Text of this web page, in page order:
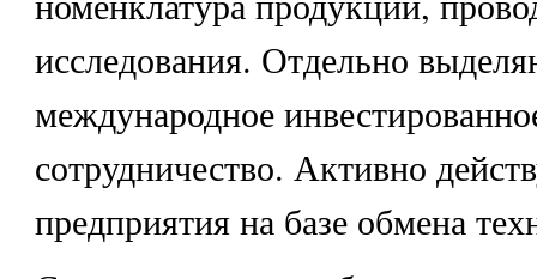
исследования. Отдельно
международное
сотрудничество. Активно
предприятия на базе обмена